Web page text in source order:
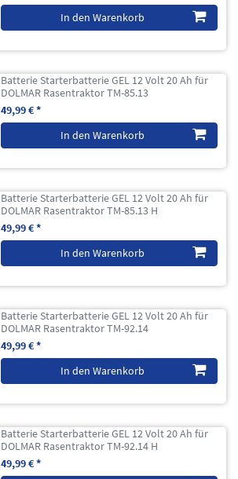
In den Warenkorb
Batterie Starterbatterie GEL 12 Volt 20 Ah für
DOLMAR Rasentraktor TM-85.13
49,99 € *
In den Warenkorb
Batterie Starterbatterie GEL 12 Volt 20 Ah für
DOLMAR Rasentraktor TM-85.13 H
49,99 € *
In den Warenkorb
Batterie Starterbatterie GEL 12 Volt 20 Ah für
DOLMAR Rasentraktor TM-92.14
49,99 € *
In den Warenkorb
Batterie Starterbatterie GEL 12 Volt 20 Ah für
DOLMAR Rasentraktor TM-92.14 H
49,99 € *